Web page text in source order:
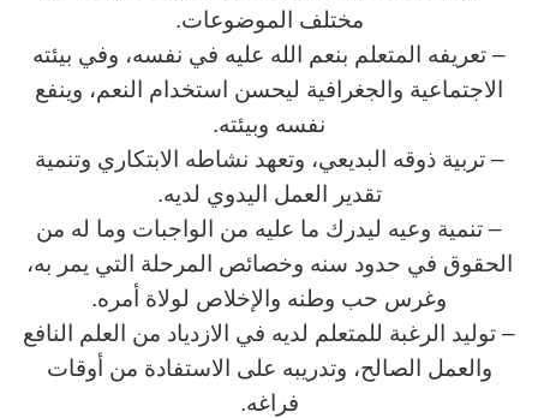
مختلف الموضوعات.
– تعريفه المتعلم بنعم الله عليه في نفسه، وفي بيئته
الاجتماعية والجغرافية ليحسن استخدام النعم، وينفع
نفسه وبيئته.
– تربية ذوقه البديعي، وتعهد نشاطه الابتكاري وتنمية
تقدير العمل اليدوي لديه.
– تنمية وعيه ليدرك ما عليه من الواجبات وما له من
الحقوق في حدود سنه وخصائص المرحلة التي يمر به،
وغرس حب وطنه والإخلاص لولاة أمره.
– توليد الرغبة للمتعلم لديه في الازدياد من العلم النافع
والعمل الصالح، وتدريبه على الاستفادة من أوقات
فراغه.